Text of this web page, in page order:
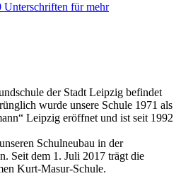
Unterschriften für mehr
der Stadt Leipzig befindet
wurde unsere Schule 1971 als
Leipzig eröffnet und ist seit 1992
Schulneubau in der
Seit dem 1. Juli 2017 trägt die
Kurt-Masur-Schule.